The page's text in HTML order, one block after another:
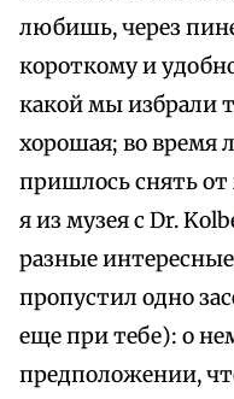
любишь, через
короткому и
какой мы избрали
хорошая; во время
пришлось снять
я из музея с Dr.
разные
пропустил одно
еще при тебе): о
предположении,